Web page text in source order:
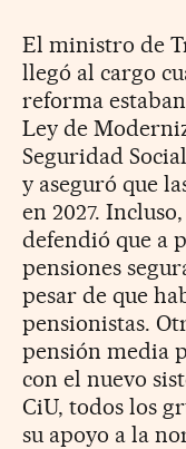
El ministro de
llegó al cargo
reforma
Ley de
Seguridad
y aseguró que
en 2027.
defendió que a
pensiones
pesar de que
pensionistas.
pensión media
con el nuevo
CiU, todos los
su apoyo a la